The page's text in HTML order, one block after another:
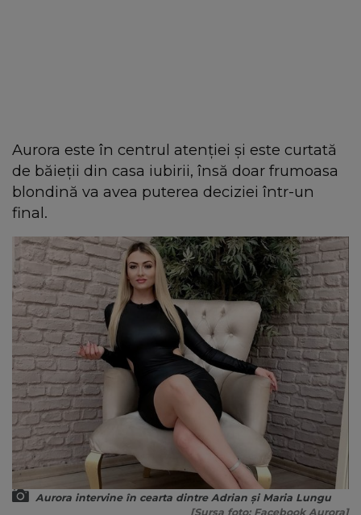
Aurora este în centrul atenției și este curtată
de băieții din casa iubirii, însă doar frumoasa
blondină va avea puterea deciziei într-un
final.
Aurora intervine în cearta dintre Adrian și Maria Lungu
[Sursa foto: Facebook Aurora]